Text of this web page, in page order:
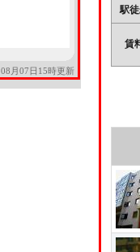
08月07日15時更新
駅
賃